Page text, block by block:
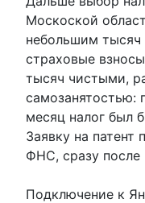
Москоской
небольшим тысяч
страховые
тысяч чистыми,
самозанятостью:
месяц налог был
Заявку на патент
ФНС, сразу после
Подключение к